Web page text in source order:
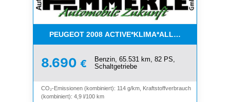
PEUGEOT 2008
8.690 €
Benzin, 65.531 km, 82 PS,
Schaltgetriebe
CO₂-Emissionen (kombiniert): 114 g/km, Kraftstoffverbrauch
(kombiniert): 4,9 l/100 km